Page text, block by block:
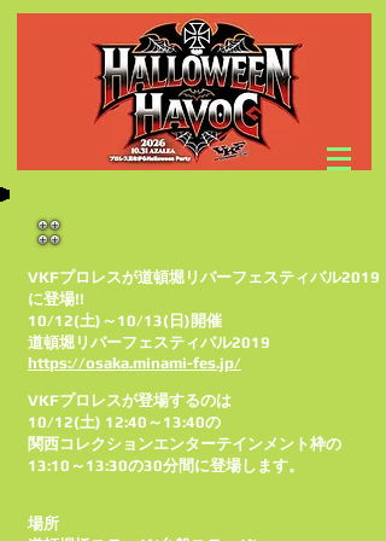
VKFプロレスが道頓堀リバーフェスティバル2019
に登場!!
10/12(土)～10/13(日)開催
道頓堀リバーフェスティバル2019
https://osaka.minami-fes.jp/
VKFプロレスが登場するのは
10/12(土) 12:40～13:40の
関西コレクションエンターテインメント枠の
13:10～13:30の30分間に登場します。
場所